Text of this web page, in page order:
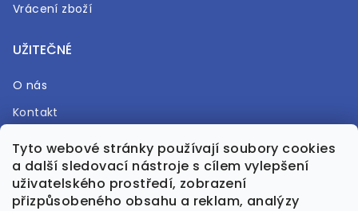
Tyto webové stránky používají soubory cookies
a další sledovací nástroje s cílem vylepšení
uživatelského prostředí, zobrazení
přizpůsobeného obsahu a reklam, analýzy
Vrácení zboží
UŽITEČNÉ
O nás
Kontakt
Časté otázky
Prodejna